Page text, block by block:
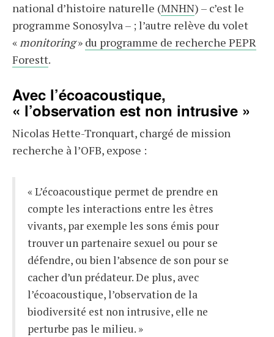
national d’histoire naturelle (MNHN) – c’est le
programme Sonosylva – ; l’autre relève du volet
«monitoring» du programme de recherche PEPR
Forestt.
Avec l’écoacoustique,
« l’observation est non intrusive »
Nicolas Hette-Tronquart, chargé de mission
recherche à l’OFB, expose :
« L’écoacoustique permet de prendre en
compte les interactions entre les êtres
vivants, par exemple les sons émis pour
trouver un partenaire sexuel ou pour se
défendre, ou bien l’absence de son pour se
cacher d’un prédateur. De plus, avec
l’écoacoustique, l’observation de la
biodiversité est non intrusive, elle ne
perturbe pas le milieu. »